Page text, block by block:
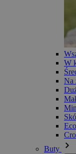
W
Na
Eco
Buty